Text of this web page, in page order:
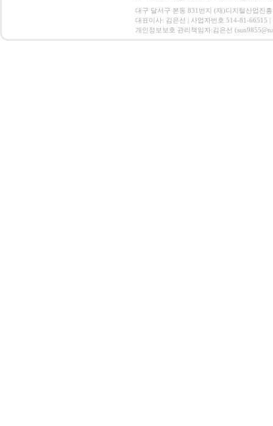
대구 달서구 본동 831번지 (재)디지털산업진
대표이사: 김은선 | 사업자번호 514-81-66515
개인정보보호 관리책임자:김은선